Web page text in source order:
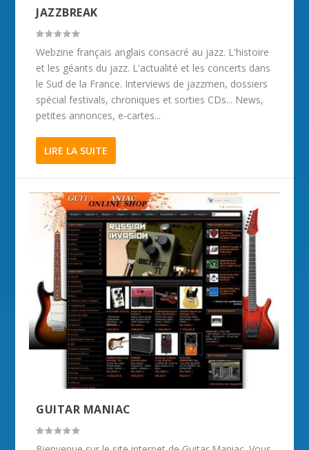
JAZZBREAK
Webzine français anglais consacré au jazz. L'histoire
et les géants du jazz. L'actualité et les concerts dans
le Sud de la France. Interviews de jazzmen, dossiers
spécial festivals, chroniques et sorties CDs... News,
petites annonces, e-cartes...
LIRE LA SUITE
GUITAR MANIAC